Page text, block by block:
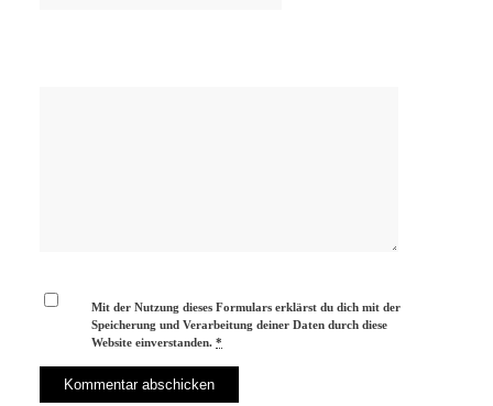
Mit der Nutzung dieses Formulars erklärst du dich mit der
Speicherung und Verarbeitung deiner Daten durch diese
Website einverstanden.*